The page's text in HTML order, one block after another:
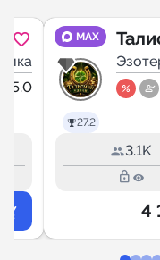
5.0
MAX
27.2
3.1K
lock_outline
4